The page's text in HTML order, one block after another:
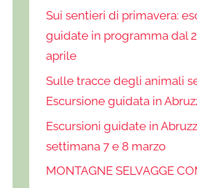
Sui sentieri di primavera:
guidate in programma dal
aprile
Sulle tracce degli animali
Escursione guidata in
Escursioni guidate in
settimana 7 e 8 marzo
MONTAGNE SELVAGGE